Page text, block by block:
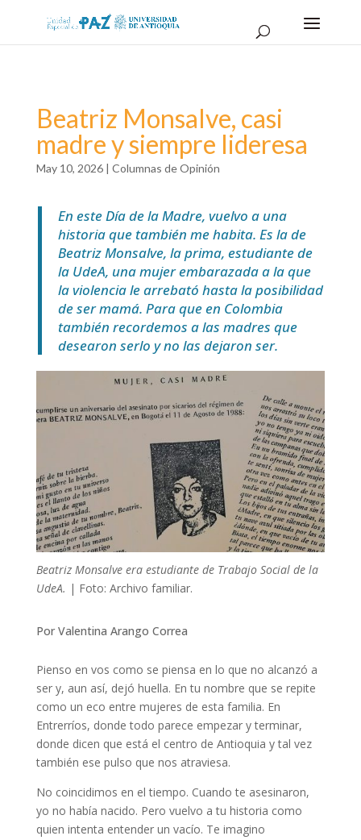
Beatriz Monsalve, casi
madre y siempre lideresa
May 10, 2026| Columnas de Opinión
En este Día de la Madre, vuelvo a una
historia que también me habita. Es la de
Beatriz Monsalve, la prima, estudiante de
la UdeA, una mujer embarazada a la que
la violencia le arrebató hasta la posibilidad
de ser mamá. Para que en Colombia
también recordemos a las madres que
desearon serlo y no las dejaron ser.
Beatriz Monsalve era estudiante de Trabajo Social de la
UdeA. | Foto: Archivo familiar.
Por Valentina Arango Correa
Pienso en vos como se piensa en lo que no alcanzó a
ser y, aun así, dejó huella. En tu nombre que se repite
como un eco entre mujeres de esta familia. En
Entrerríos, donde todo parece empezar y terminar,
donde dicen que está el centro de Antioquia y tal vez
también ese pulso que nos atraviesa.
No coincidimos en el tiempo. Cuando te asesinaron,
yo no había nacido. Pero vuelvo a tu historia como
quien intenta entender un vacío. Te imagino